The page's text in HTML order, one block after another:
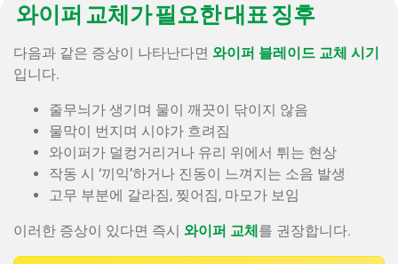
와이퍼 교체가 필요한 대표 징후
다음과 같은 증상이 나타난다면 와이퍼 블레이드 교체 시기
입니다.
줄무늬가 생기며 물이 깨끗이 닦이지 않음
물막이 번지며 시야가 흐려짐
와이퍼가 덜컹거리거나 유리 위에서 튀는 현상
작동 시 ‘끼익’하거나 진동이 느껴지는 소음 발생
고무 부분에 갈라짐, 찢어짐, 마모가 보임
이러한 증상이 있다면 즉시 와이퍼 교체를 권장합니다.